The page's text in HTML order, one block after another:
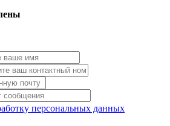
персональных данных